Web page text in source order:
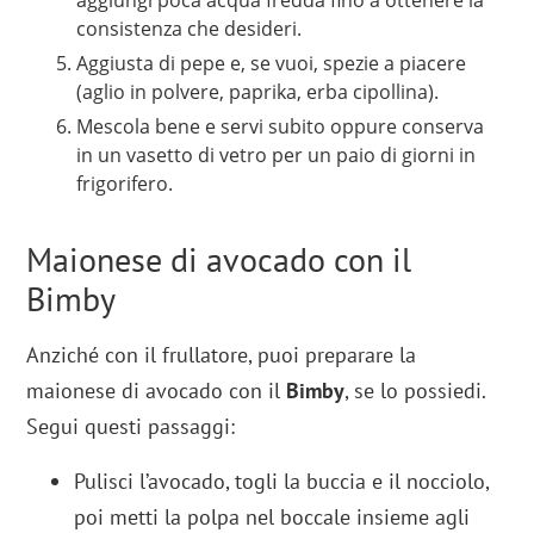
consistenza che desideri.
Aggiusta di pepe e, se vuoi, spezie a piacere
(aglio in polvere, paprika, erba cipollina).
Mescola bene e servi subito oppure conserva
in un vasetto di vetro per un paio di giorni in
frigorifero.
Maionese di avocado con il
Bimby
Anziché con il frullatore, puoi preparare la
maionese di avocado con il Bimby, se lo possiedi.
Segui questi passaggi:
Pulisci l’avocado, togli la buccia e il nocciolo,
poi metti la polpa nel boccale insieme agli